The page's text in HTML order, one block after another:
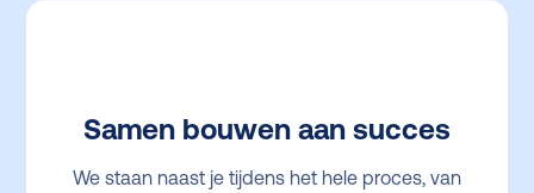
Samen bouwen aan succes
We staan naast je tijdens het hele proces, van